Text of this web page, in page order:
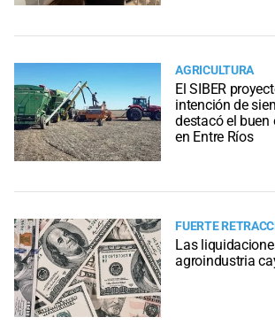
AGRICULTURA
El SIBER
intención de
destacó el buen
en Entre Ríos
FUERTE
Las
agroindustria